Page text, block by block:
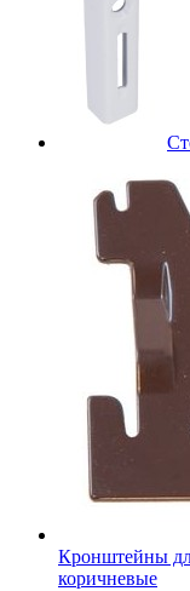
Кронштейны
коричневые